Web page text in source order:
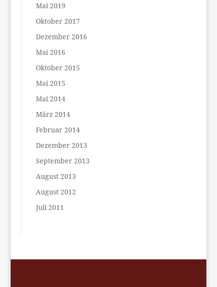
Mai 2019
Oktober 2017
Dezember 2016
Mai 2016
Oktober 2015
Mai 2015
Mai 2014
März 2014
Februar 2014
Dezember 2013
September 2013
August 2013
August 2012
Juli 2011